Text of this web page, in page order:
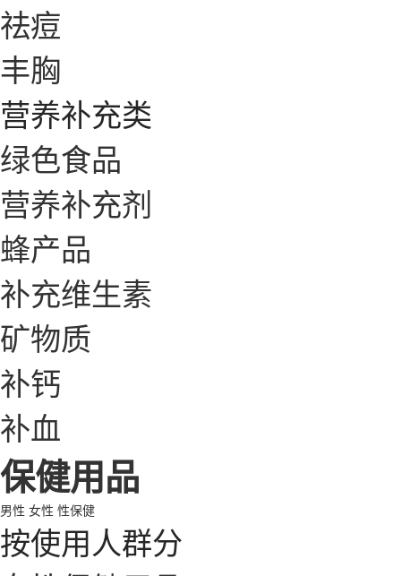
祛痘
丰胸
营养补充类
绿色食品
营养补充剂
蜂产品
补充维生素
矿物质
补钙
补血
保健用品
男性 女性 性保健
按使用人群分